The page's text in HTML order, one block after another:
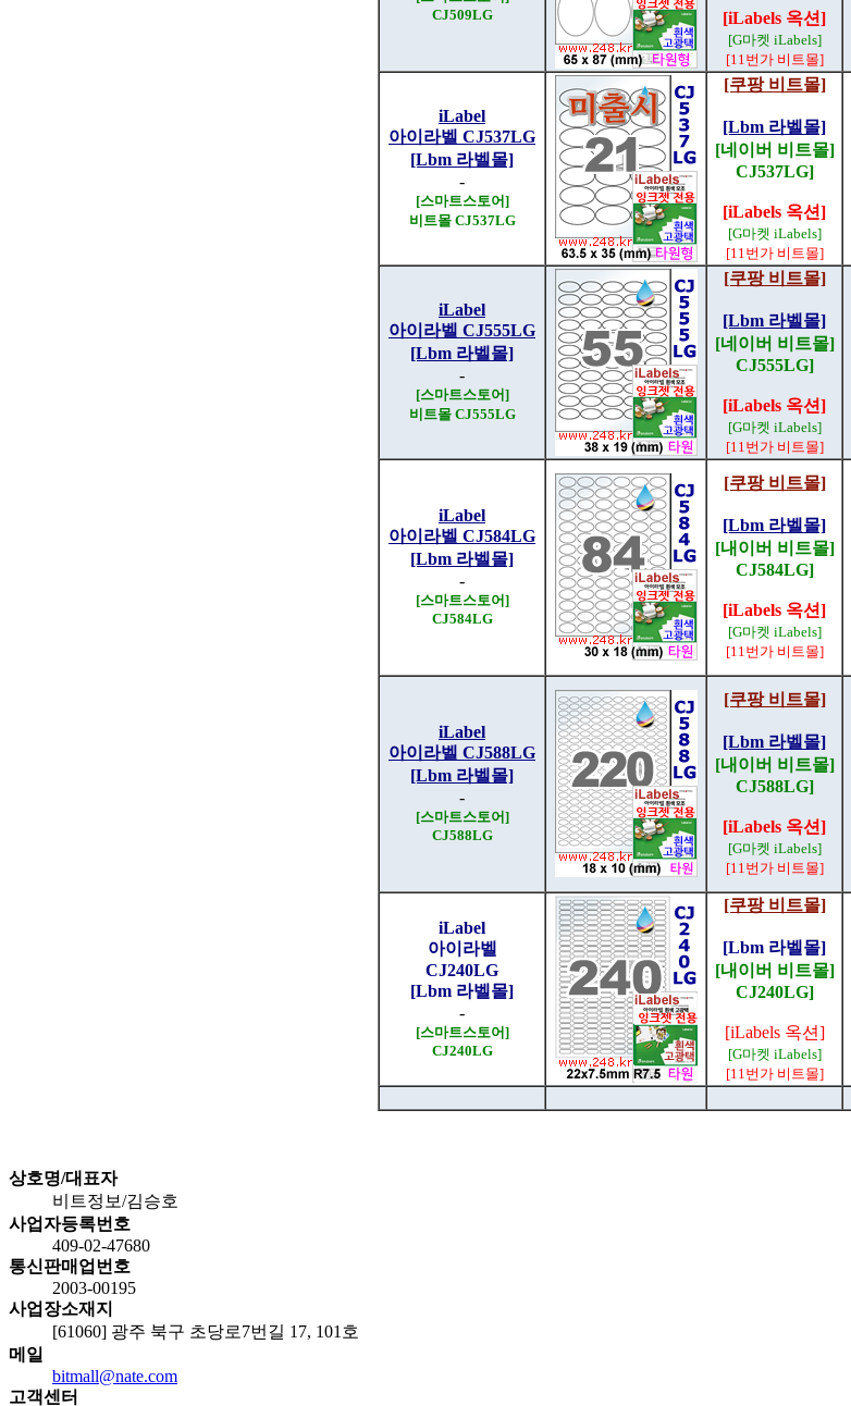
CJ509LG
[iLabels 옥션]
[G마켓 iLabels]
[11번가 비트몰]
iLabel
아이라벨 CJ537LG
[Lbm 라벨몰]
-
[스마트스토어]
비트몰 CJ537LG
[쿠팡 비트몰]
[Lbm 라벨몰]
[네이버 비트몰]
CJ537LG]
[iLabels 옥션]
[G마켓 iLabels]
[11번가 비트몰]
iLabel
아이라벨 CJ555LG
[Lbm 라벨몰]
-
[스마트스토어]
비트몰 CJ555LG
[쿠팡 비트몰]
[Lbm 라벨몰]
[네이버 비트몰]
CJ555LG]
[iLabels 옥션]
[G마켓 iLabels]
[11번가 비트몰]
iLabel
아이라벨 CJ584LG
[Lbm 라벨몰]
-
[스마트스토어]
CJ584LG
[쿠팡 비트몰]
[Lbm 라벨몰]
[내이버 비트몰]
CJ584LG]
[iLabels 옥션]
[G마켓 iLabels]
[11번가 비트몰]
iLabel
아이라벨 CJ588LG
[Lbm 라벨몰]
-
[스마트스토어]
CJ588LG
[쿠팡 비트몰]
[Lbm 라벨몰]
[내이버 비트몰]
CJ588LG]
[iLabels 옥션]
[G마켓 iLabels]
[11번가 비트몰]
iLabel
아이라벨
CJ240LG
[Lbm 라벨몰]
-
[스마트스토어]
CJ240LG
[쿠팡 비트몰]
[Lbm 라벨몰]
[내이버 비트몰]
CJ240LG]
[iLabels 옥션]
[G마켓 iLabels]
[11번가 비트몰]
상호명/대표자
비트정보/김승호
사업자등록번호
409-02-47680
통신판매업번호
2003-00195
사업장소재지
[61060] 광주 북구 초당로7번길 17, 101호
메일
bitmall@nate.com
고객센터